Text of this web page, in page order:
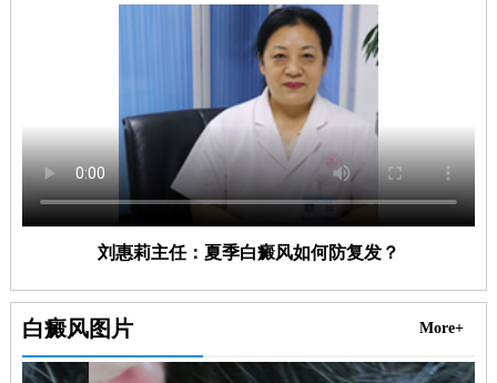
刘惠莉主任：夏季白癜风如何防复发？
白癜风图片 More+